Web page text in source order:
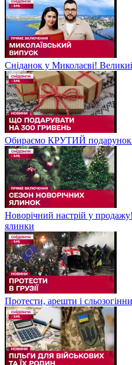
Сніданок у Миколаєві!
Обираємо КРУТИЙ
Новорічний настрій у
ялинки
Протести, арешти і